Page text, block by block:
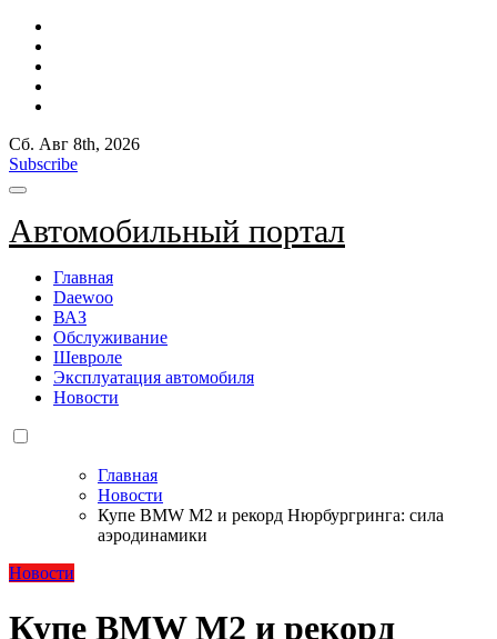
Сб. Авг 8th, 2026
Subscribe
Автомобильный портал
Главная
Daewoo
ВАЗ
Обслуживание
Шевроле
Эксплуатация автомобиля
Новости
Главная
Новости
Купе BMW M2 и рекорд Нюрбургринга: сила
аэродинамики
Новости
Купе BMW M2 и рекорд